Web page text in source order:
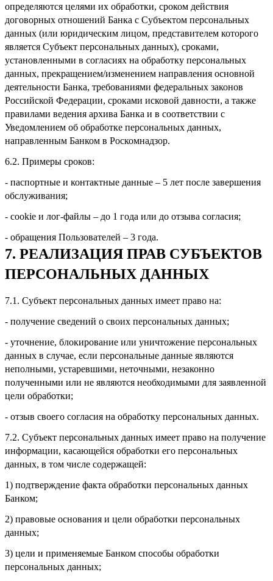
определяются целями их обработки, сроком действия
договорных отношений Банка с Субъектом персональных
данных (или юридическим лицом, представителем которого
является Субъект персональных данных), сроками,
установленными в согласиях на обработку персональных
данных, прекращением/изменением направления основной
деятельности Банка, требованиями федеральных законов
Российской Федерации, сроками исковой давности, а также
правилами ведения архива Банка и в соответствии с
Уведомлением об обработке персональных данных,
направленным Банком в Роскомнадзор.
6.2. Примеры сроков:
- паспортные и контактные данные – 5 лет после завершения
обслуживания;
- cookie и лог-файлы – до 1 года или до отзыва согласия;
- обращения Пользователей – 3 года.
7. РЕАЛИЗАЦИЯ ПРАВ СУБЪЕКТОВ
ПЕРСОНАЛЬНЫХ ДАННЫХ
7.1. Субъект персональных данных имеет право на:
- получение сведений о своих персональных данных;
- уточнение, блокирование или уничтожение персональных
данных в случае, если персональные данные являются
неполными, устаревшими, неточными, незаконно
полученными или не являются необходимыми для заявленной
цели обработки;
- отзыв своего согласия на обработку персональных данных.
7.2. Субъект персональных данных имеет право на получение
информации, касающейся обработки его персональных
данных, в том числе содержащей:
1) подтверждение факта обработки персональных данных
Банком;
2) правовые основания и цели обработки персональных
данных;
3) цели и применяемые Банком способы обработки
персональных данных;